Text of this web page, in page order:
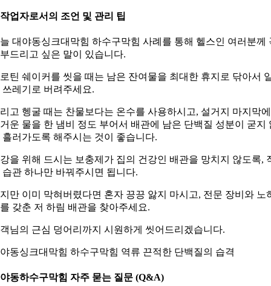
업자로서의 조언 및 관리 팁
대야동싱크대막힘 하수구막힘 사례를 통해 헬스인 여러분께
드리고 싶은 말이 있습니다.
틴 쉐이커를 씻을 때는 남은 잔여물을 최대한 휴지로 닦아서
쓰레기로 버려주세요.
고 헹굴 때는 찬물보다는 온수를 사용하시고, 설거지 마지막
운 물을 한 냄비 정도 부어서 배관에 남은 단백질 성분이 굳지
흘러가도록 해주시는 것이 좋습니다.
을 위해 드시는 보충제가 집의 건강인 배관을 망치지 않도록,
습관 하나만 바꿔주시면 됩니다.
만 이미 막혀버렸다면 혼자 끙끙 앓지 마시고, 전문 장비와 노
갖춘 저 하림 배관을 찾아주세요.
님의 근심 덩어리까지 시원하게 씻어드리겠습니다.
동싱크대막힘 하수구막힘 역류 끈적한 단백질의 습격
동하수구막힘 자주 묻는 질문 (Q&A)